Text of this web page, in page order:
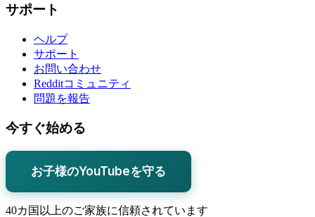
サポート
ヘルプ
サポート
お問い合わせ
Redditコミュニティ
問題を報告
今すぐ始める
お子様のYouTubeを守る
40カ国以上のご家族に信頼されています